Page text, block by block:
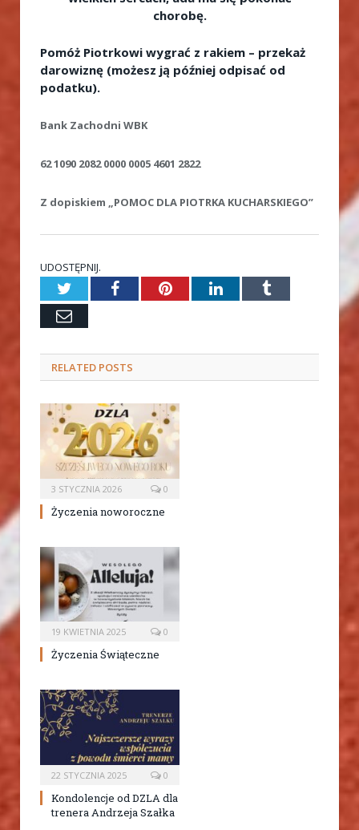
chorobę.
Pomóż Piotrkowi wygrać z rakiem – przekaż
darowiznę (możesz ją później odpisać od
podatku).
Bank Zachodni WBK
62 1090 2082 0000 0005 4601 2822
Z dopiskiem „POMOC DLA PIOTRKA KUCHARSKIEGO”
UDOSTĘPNIJ.
TwitterFacebookPinterestLinkedInTumblr
Email
RELATED POSTS
3 STYCZNIA 2026 0
Życzenia noworoczne
19 KWIETNIA 2025 0
Życzenia Świąteczne
22 STYCZNIA 2025 0
Kondolencje od DZLA dla
trenera Andrzeja Szałka